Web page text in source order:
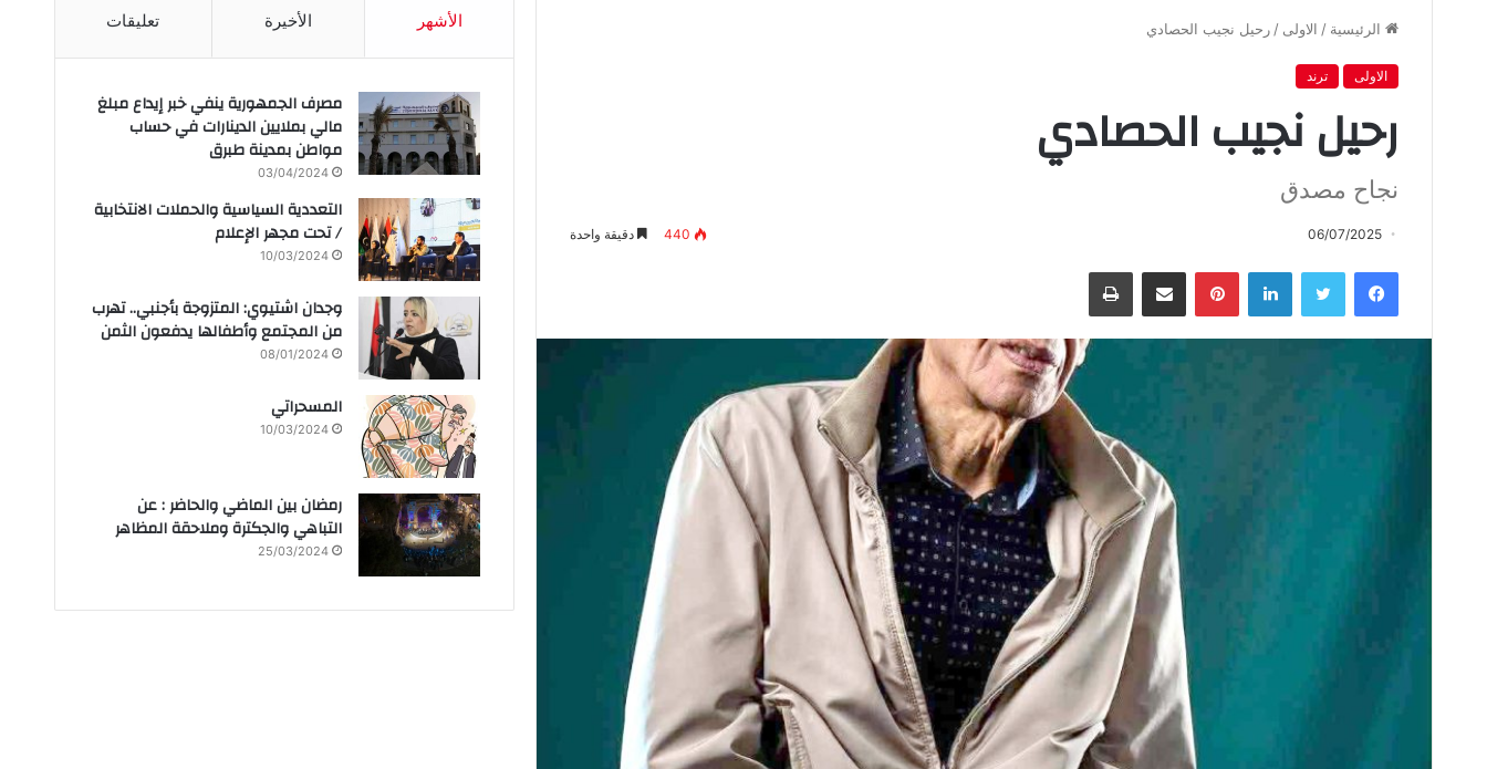
الرئيسية / الاولى / رحيل‭ ‬نجيب‭ ‬الحصادي
الاولى ترند
رحيل‭ ‬نجيب‭ ‬الحصادي
نجاح مصدق
06/07/2025
440 دقيقة واحدة
فيسبوك تويتر لينكدإن بينتيريست مشاركة عبر البريد طباعة
الأشهر الأخيرة تعليقات
مصرف الجمهورية ينفي خبر إيداع مبلغ
مالي بملايين الدينارات في حساب
مواطن بمدينة طبرق
03/04/2024
التعددية السياسية والحملات الانتخابية
/ تحت مجهر الإعلام
10/03/2024
وجدان اشتيوي: المتزوجة بأجنبي.. تهرب
من المجتمع وأطفالها يدفعون الثمن
08/01/2024
المسحراتي
10/03/2024
رمضان بين الماضي والحاضر : عن
التباهي والجكترة وملاحقة المظاهر
25/03/2024